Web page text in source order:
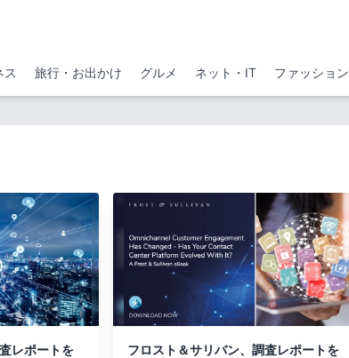
ス 旅行・お出かけ グルメ ネット・IT ファッション
レポートを
フロスト＆サリバン、調査レポートを